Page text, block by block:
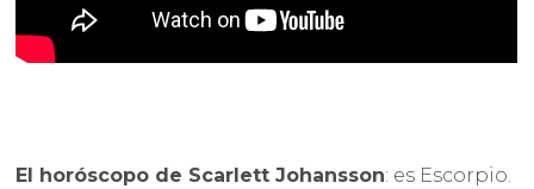
El horóscopo de Scarlett Johansson: es Escorpio.